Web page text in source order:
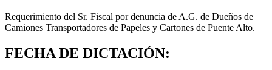
Requerimiento del Sr. Fiscal por denuncia de A.G. de Dueños de
Camiones Transportadores de Papeles y Cartones de Puente Alto.
FECHA DE DICTACIÓN: